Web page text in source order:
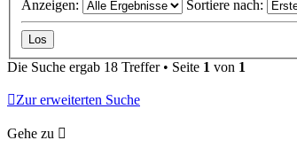
Anzeigen: Sortiere nach:
Die Suche ergab 18 Treffer • Seite 1 von 1
Zur erweiterten Suche
Gehe zu